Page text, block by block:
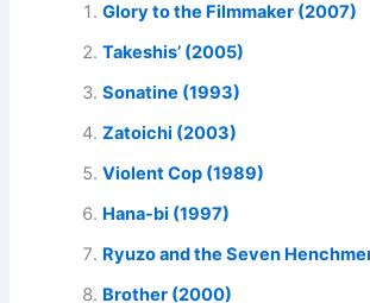
Glory to the Filmmaker (2007)
Takeshis’ (2005)
Sonatine (1993)
Zatoichi (2003)
Violent Cop (1989)
Hana-bi (1997)
Ryuzo and the Seven
Brother (2000)